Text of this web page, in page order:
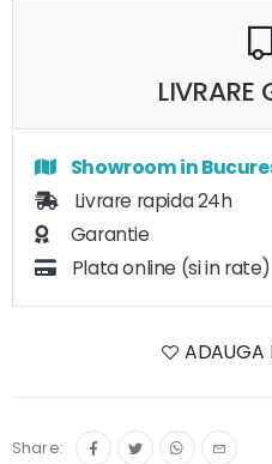
LIVRARE
Showroom in
Livrare rapida 24h
Garantie
Plata online (si in rate)
ADAUGA
Share: